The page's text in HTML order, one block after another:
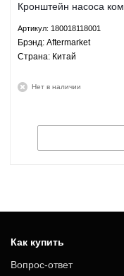
Кронштейн насоса
180018118001
Артикул: 180018118001
Брэнд: Aftermarket
Страна: Китай
Нет в наличии
Как купить
Вопрос-ответ